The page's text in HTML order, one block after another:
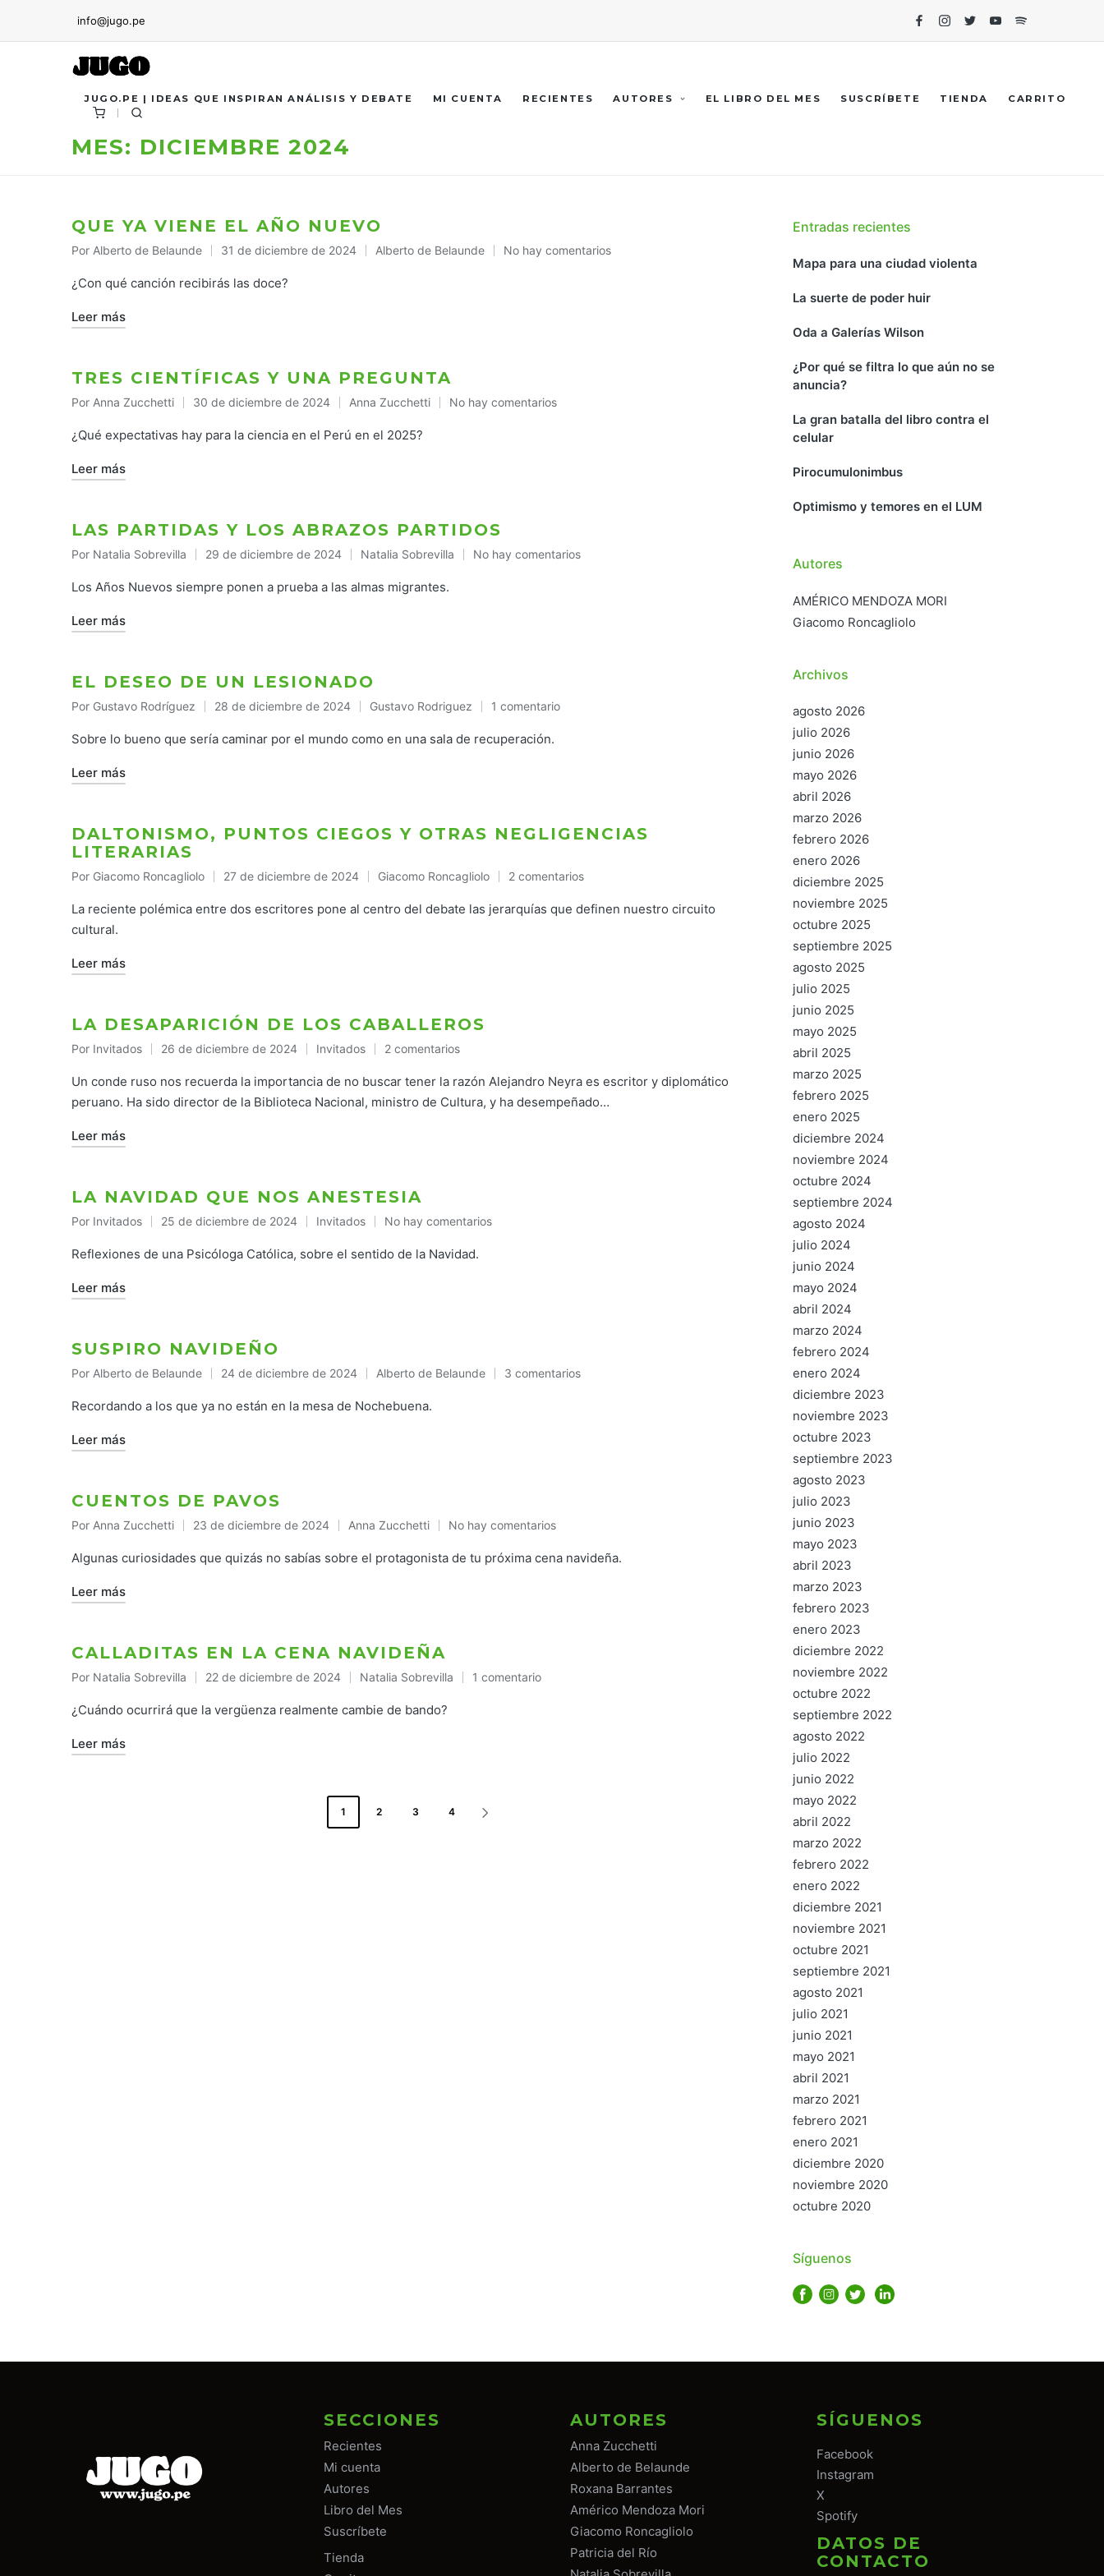
info@jugo.pe
FacebookInstagram
TwitterYoutubeSpotify
JUGO.PE | IDEAS QUE INSPIRAN ANÁLISIS Y DEBATE MI CUENTA RECIENTES AUTORES EL LIBRO DEL MES SUSCRÍBETE TIENDA CARRITO
MES: DICIEMBRE 2024
QUE YA VIENE EL AÑO NUEVO
Publicado
por
Por Alberto de Belaunde 31 de diciembre de 2024
Publicado
Alberto de Belaunde No hay comentarios
¿Con qué canción recibirás las doce?
Leer más
TRES CIENTÍFICAS Y UNA PREGUNTA
Publicado
por
Por Anna Zucchetti 30 de diciembre de 2024
Publicado
en
Anna Zucchetti No hay comentarios
¿Qué expectativas hay para la ciencia en el Perú en el 2025?
Leer más
LAS PARTIDAS Y LOS ABRAZOS PARTIDOS
Publicado
por
Por Natalia Sobrevilla 29 de diciembre de 2024
Publicado
en
Natalia Sobrevilla No hay comentarios
Los Años Nuevos siempre ponen a prueba a las almas migrantes.
Leer más
EL DESEO DE UN LESIONADO
Publicado
por
Por Gustavo Rodríguez 28 de diciembre de 2024
Publicado
en
Gustavo Rodriguez 1 comentario
Sobre lo bueno que sería caminar por el mundo como en una sala de recuperación.
Leer más
DALTONISMO, PUNTOS CIEGOS Y OTRAS NEGLIGENCIAS
LITERARIAS
Publicado
por
Por Giacomo Roncagliolo 27 de diciembre de 2024
Publicado
en
Giacomo Roncagliolo 2 comentarios
La reciente polémica entre dos escritores pone al centro del debate las jerarquías que definen nuestro circuito
cultural.
Leer más
LA DESAPARICIÓN DE LOS CABALLEROS
Publicado
por
Por Invitados 26 de diciembre de 2024
Publicado
en
Invitados 2 comentarios
Un conde ruso nos recuerda la importancia de no buscar tener la razón Alejandro Neyra es escritor y diplomático
peruano. Ha sido director de la Biblioteca Nacional, ministro de Cultura, y ha desempeñado…
Leer más
LA NAVIDAD QUE NOS ANESTESIA
Publicado
por
Por Invitados 25 de diciembre de 2024
Publicado
en
Invitados No hay comentarios
Reflexiones de una Psicóloga Católica, sobre el sentido de la Navidad.
Leer más
SUSPIRO NAVIDEÑO
Publicado
por
Por Alberto de Belaunde 24 de diciembre de 2024
Publicado
en
Alberto de Belaunde 3 comentarios
Recordando a los que ya no están en la mesa de Nochebuena.
Leer más
CUENTOS DE PAVOS
Publicado
por
Por Anna Zucchetti 23 de diciembre de 2024
Publicado
en
Anna Zucchetti No hay comentarios
Algunas curiosidades que quizás no sabías sobre el protagonista de tu próxima cena navideña.
Leer más
CALLADITAS EN LA CENA NAVIDEÑA
Publicado
por
Por Natalia Sobrevilla 22 de diciembre de 2024
Publicado
en
Natalia Sobrevilla 1 comentario
¿Cuándo ocurrirá que la vergüenza realmente cambie de bando?
Leer más
1 2 3 4
Entradas recientes
Mapa para una ciudad violenta
La suerte de poder huir
Oda a Galerías Wilson
¿Por qué se filtra lo que aún no se
anuncia?
La gran batalla del libro contra el
celular
Pirocumulonimbus
Optimismo y temores en el LUM
Autores
AMÉRICO MENDOZA MORI
Giacomo Roncagliolo
Archivos
agosto 2026
julio 2026
junio 2026
mayo 2026
abril 2026
marzo 2026
febrero 2026
enero 2026
diciembre 2025
noviembre 2025
octubre 2025
septiembre 2025
agosto 2025
julio 2025
junio 2025
mayo 2025
abril 2025
marzo 2025
febrero 2025
enero 2025
diciembre 2024
noviembre 2024
octubre 2024
septiembre 2024
agosto 2024
julio 2024
junio 2024
mayo 2024
abril 2024
marzo 2024
febrero 2024
enero 2024
diciembre 2023
noviembre 2023
octubre 2023
septiembre 2023
agosto 2023
julio 2023
junio 2023
mayo 2023
abril 2023
marzo 2023
febrero 2023
enero 2023
diciembre 2022
noviembre 2022
octubre 2022
septiembre 2022
agosto 2022
julio 2022
junio 2022
mayo 2022
abril 2022
marzo 2022
febrero 2022
enero 2022
diciembre 2021
noviembre 2021
octubre 2021
septiembre 2021
agosto 2021
julio 2021
junio 2021
mayo 2021
abril 2021
marzo 2021
febrero 2021
enero 2021
diciembre 2020
noviembre 2020
octubre 2020
Síguenos
SECCIONES
Recientes
Mi cuenta
Autores
Libro del Mes
Suscríbete
Tienda
AUTORES
Anna Zucchetti
Alberto de Belaunde
Roxana Barrantes
Américo Mendoza Mori
Giacomo Roncagliolo
Patricia del Río
SÍGUENOS
Facebook
Instagram
X
Spotify
DATOS DE
CONTACTO